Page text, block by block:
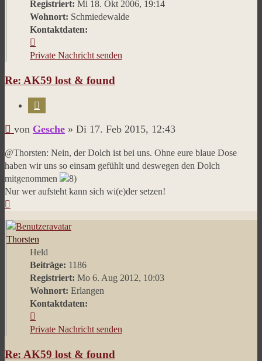
Registriert: Mi 18. Okt 2006, 19:14
Wohnort: Schmiedewalde
Kontaktdaten:
von
Private Nachricht senden
Re: AK59 lost & found
Beitrag
von Gesche » Di 17. Feb 2015, 12:43
@Thorsten: Nein, der Dolch ist bei uns. Ohne eure blaue Dose
haben wir uns so einsam gefühlt und deswegen den Dolch
mitgenommen
Nur wer aufsteht kann sich wi(e)der setzen!
Thorsten
Held
Beiträge: 1186
Registriert: Mo 6. Aug 2012, 10:03
Wohnort: Erlangen
Kontaktdaten:
von
Private Nachricht senden
Re: AK59 lost & found